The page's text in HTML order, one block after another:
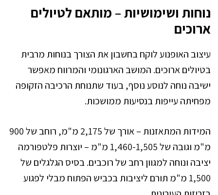
נוחות ושימושיות – מותאם לטיולים
ארוכים
עיצוב האופנוע לוקח בחשבון את הצורך בנוחות מרבית
בטיולים ארוכים. המושב הארגונומי והמרווח מאפשר
ישיבה נוחה לנוסע נוסף, בעוד שתנוחת הרכיבה הזקופה
מפחיתה עייפות בנסיעות ממושכות.
המידות המתאזנות – אורך של 2,175 מ"מ, רוחב של 900
מ"מ וגובה של 1,460-1,505 מ"מ – יוצרות פלטפורמה
יציבה ונוחה למגוון רחב של רוכבים. בסיס הגלגלים של
1,500 מ"מ תורם ליציבות בכביש הפתוח מבלי לפגוע